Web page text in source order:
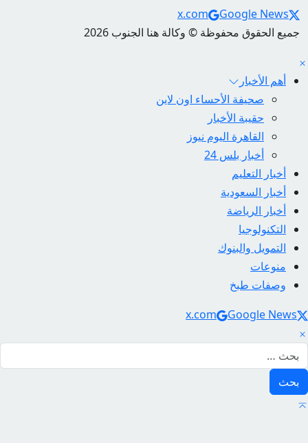
Social Links
x.com
Google News
جميع الحقوق محفوظة © وكالة هنا الجنوب 2026
أهم الأخبار
صحيفة الأحساء اون لاين
حقيبة الأخبار
القاهرة اليوم نيوز
أخبار بلس 24
أخبار التعليم
أخبار السعودية
أخبار الرياضة
التكنولوجيا
التمويل والبنوك
منوعات
وصفات طبخ
Social Links
x.com Google News
البحث عن: